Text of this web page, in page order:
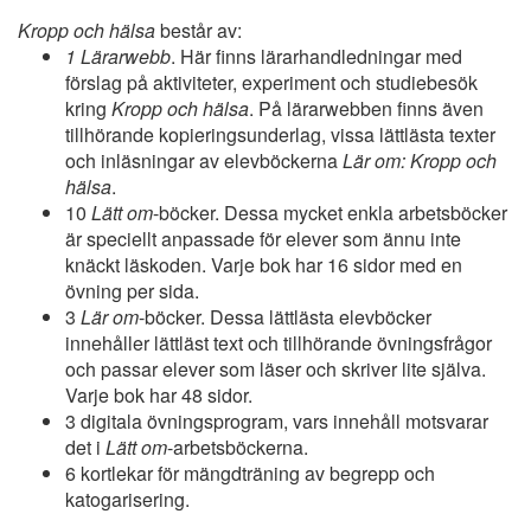
Kropp och hälsabestår av:
1 Lärarwebb. Här finns lärarhandledningar med
förslag på aktiviteter, experiment och studiebesök
kring Kropp och hälsa. På lärarwebben finns även
tillhörande kopieringsunderlag, vissa lättlästa texter
och inläsningar av elevböckernaLär om: Kropp och
hälsa.
10 Lätt om-böcker. Dessa mycket enkla arbetsböcker
är speciellt anpassade för elever som ännu inte
knäckt läskoden. Varje bok har 16 sidor med en
övning per sida.
3 Lär om-böcker. Dessa lättlästa elevböcker
innehåller lättläst text och tillhörande övningsfrågor
och passar elever som läser och skriver lite själva.
Varje bok har 48 sidor.
3 digitala övningsprogram, vars innehåll motsvarar
det i Lätt om-arbetsböckerna.
6 kortlekar för mängdträning av begrepp och
katogarisering.